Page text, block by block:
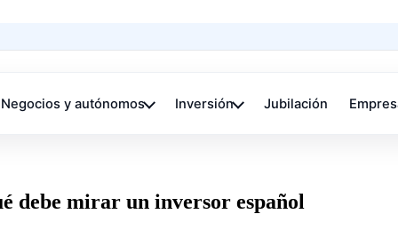
Negocios y autónomos Inversión Jubilación
debe mirar un inversor español